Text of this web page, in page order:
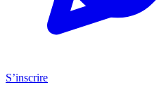
S’inscrire